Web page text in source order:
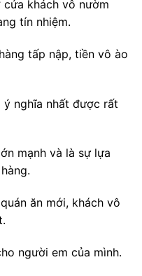
cửa khách vô nườm
tín nhiệm.
tấp nập, tiền vô ào
ý nghĩa nhất được rất
mạnh và là sự lựa
ăn mới, khách vô
người em của mình.